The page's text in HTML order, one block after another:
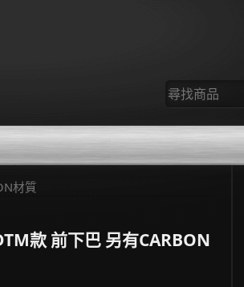
尋
找：
材質
款 前下巴 另有CARBON